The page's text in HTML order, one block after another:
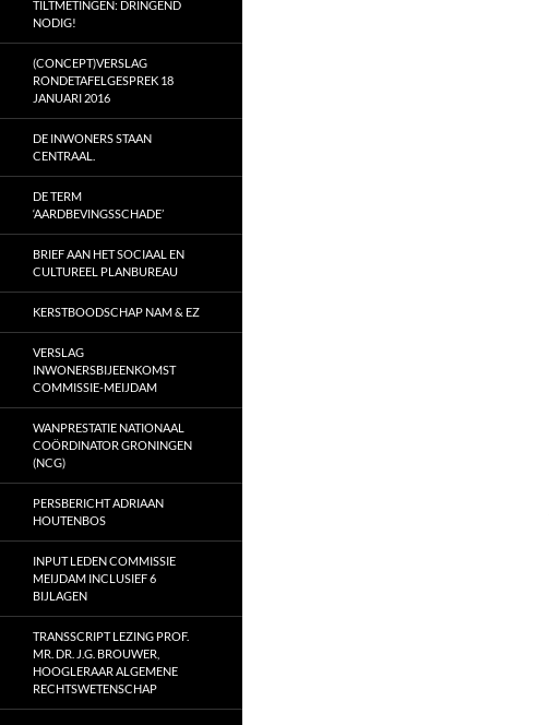
TILTMETINGEN: DRINGEND
NODIG!
(CONCEPT)VERSLAG
RONDETAFELGESPREK 18
JANUARI 2016
DE INWONERS STAAN
CENTRAAL.
DE TERM
‘AARDBEVINGSSCHADE’
BRIEF AAN HET SOCIAAL EN
CULTUREEL PLANBUREAU
KERSTBOODSCHAP NAM & EZ
VERSLAG
INWONERSBIJEENKOMST
COMMISSIE-MEIJDAM
WANPRESTATIE NATIONAAL
COÖRDINATOR GRONINGEN
(NCG)
PERSBERICHT ADRIAAN
HOUTENBOS
INPUT LEDEN COMMISSIE
MEIJDAM INCLUSIEF 6
BIJLAGEN
TRANSSCRIPT LEZING PROF.
MR. DR. J.G. BROUWER,
HOOGLERAAR ALGEMENE
RECHTSWETENSCHAP